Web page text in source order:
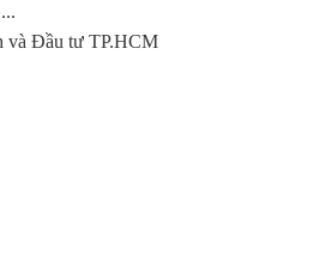
tiệc BBQ.
và Đầu tư TP.HCM